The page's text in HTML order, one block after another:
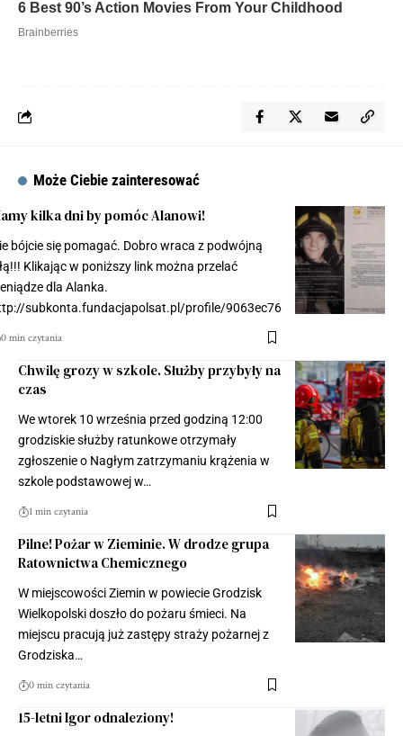
Może Ciebie zainteresować
kilka dni by pomóc Alanowi!
bójcie się pomagać. Dobro wraca z podwójną
Klikając w poniższy link można przelać
dla Alanka.
subkonta.fundacjapolsat.pl/profile/9063ec76
0 min czytania
Chwilę grozy w szkole. Służby przybyły na
czas
We wtorek 10 września przed godziną 12:00
grodziskie służby ratunkowe otrzymały
zgłoszenie o Nagłym zatrzymaniu krążenia w
szkole podstawowej w…
1 min czytania
Pilne! Pożar w Zieminie. W drodze grupa
Ratownictwa Chemicznego
W miejscowości Ziemin w powiecie Grodzisk
Wielkopolski doszło do pożaru śmieci. Na
miejscu pracują już zastępy straży pożarnej z
Grodziska…
0 min czytania
15-letni Igor odnaleziony!